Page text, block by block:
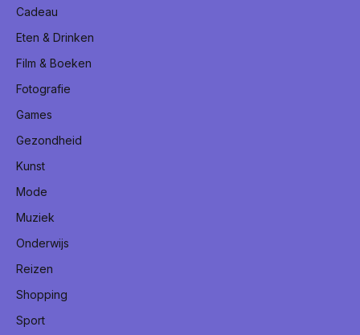
Cadeau
Eten & Drinken
Film & Boeken
Fotografie
Games
Gezondheid
Kunst
Mode
Muziek
Onderwijs
Reizen
Shopping
Sport